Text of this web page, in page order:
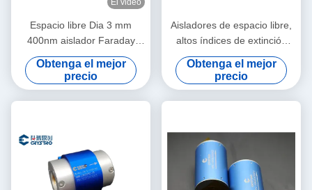
El video
Espacio libre Dia 3 mm
400nm aislador Faraday
personalizado
Obtenga el mejor
precio
Aisladores de espacio libre,
altos índices de extinción
aislador óptico de cristal
TGG, baja pérdida de
inserción aislador de una
sola/múltiplas etapas de alta
Obtenga el mejor
precio